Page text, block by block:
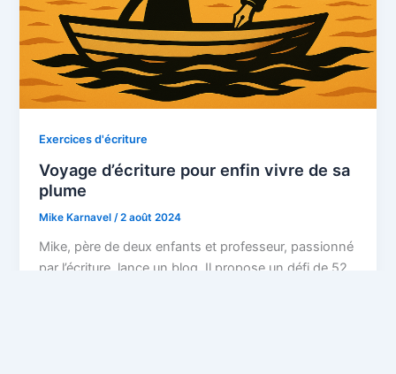
Exercices d'écriture
Voyage d’écriture pour enfin vivre de sa
plume
Mike Karnavel /2 août 2024
Mike, père de deux enfants et professeur, passionné
par l’écriture, lance un blog. Il propose un défi de 52